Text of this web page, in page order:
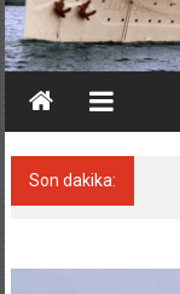
Son dakika: